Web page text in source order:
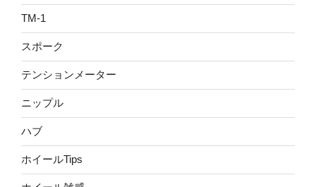
TM-1
スポーク
テンションメーター
ニップル
ハブ
ホイールTips